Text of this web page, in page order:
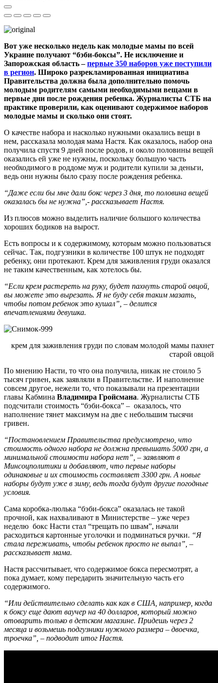
Вот уже несколько недель как молодые мамы по всей
Украине получают “бэби-боксы”. Не исключение и
Запорожская область –первые 350 наборов уже поступили
в регион. Широко разрекламированная инициатива
Правительства должна была дополнительно помочь
молодым родителям самыми необходимыми вещами в
первые дни после рождения ребенка. Журналисты СТБ на
практике проверили, как оценивают содержимое наборов
молодые мамы и сколько они стоят.
О качестве набора и насколько нужными оказались вещи в
нем, рассказала молодая мама Настя. Как оказалось, набор она
получила спустя 9 дней после родов, и около половины вещей
оказались ей уже не нужны, поскольку большую часть
необходимого в роддоме муж и родители купили за деньги,
ведь они нужны было сразу после рождения ребенка.
“Даже если бы мне дали бокс через 3 дня, то половина вещей
оказалась бы не нужна”,- рассказывает Настя.
Из плюсов можно выделить наличие большого количества
хороших бодиков на вырост.
Есть вопросы и к содержимому, которым можно пользоваться
сейчас. Так, подгузники в количестве 100 штук не подходят
ребенку, они протекают. Крем для заживления груди оказался
не таким качественным, как хотелось бы.
“Если крем растереть на руку, будет пахнуть старой овцой,
вы можете это вырезать. Я не буду себя таким мазать,
чтобы потом ребенок это кушал”, – делится
впечатлениями девушка.
крем для заживления груди по словам молодой мамы пахнет
старой овцой
По мнению Насти, то что она получила, никак не стоило 5
тысяч гривен, как заявляли в Правительстве. И наполнение
совсем другое, нежели то, что показывали на презентации
главы Кабмина Владимира Гройсмана. Журналисты СТБ
подсчитали стоимость “бэби-бокса” – оказалось, что
наполнение тянет максимум на две с небольшим тысячи
гривен.
“Постановлением Правительства предусмотрено, что
стоимость одного набора не должна превышать 5000 грн, а
минимальной стоимости набора нет”, – заявляют в
Минсоцполитики и добавляют, что первые наборы
одинаковые и их стоимость составляет 3300 грн. А новые
наборы будут уже в зиму, ведь тогда будут другие погодные
условия.
Сама коробка-люлька “бэби-бокса” оказалась не такой
прочной, как нахваливают в Министерстве – уже через
неделю бокс Насти стал “трещать по швам”, начали
расходиться картонные уголочки и подминаться ручки. “Я
стала переживать, чтобы ребенок просто не выпал”, –
рассказывает мама.
Настя рассчитывает, что содержимое бокса пересмотрят, а
пока думает, кому передарить значительную часть его
содержимого.
“Или действительно сделать как как в США, например, когда
к боксу еще дают ваучер на 40 долларов, который можно
отоварить только в детском магазине. Придешь через 2
месяца и возьмешь подгузники нужного размера – двоечка,
троечка”, – подводит итог Настя.